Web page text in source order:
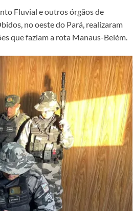
Fluvial e outros órgãos de
no oeste do Pará, realizaram
que faziam a rota Manaus-Belém.